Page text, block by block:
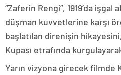
“Zaferin Rengi”, 1919’da işgal
düşman kuvvetlerine karşı
başlatılan direnişin
Kupası etrafında
Yarın vizyona girecek filmde